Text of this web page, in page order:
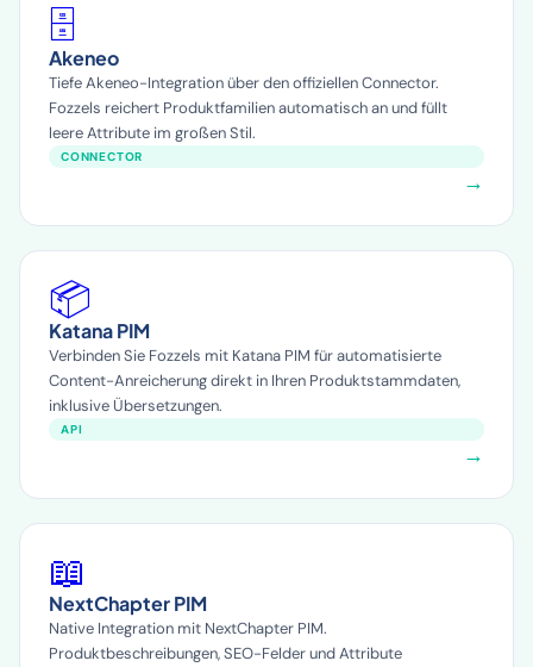
🗄️
Akeneo
Tiefe Akeneo-Integration über den offiziellen Connector.
Fozzels reichert Produktfamilien automatisch an und füllt
leere Attribute im großen Stil.
CONNECTOR
→
📦
Katana PIM
Verbinden Sie Fozzels mit Katana PIM für automatisierte
Content-Anreicherung direkt in Ihren Produktstammdaten,
inklusive Übersetzungen.
API
→
📖
NextChapter PIM
Native Integration mit NextChapter PIM.
Produktbeschreibungen, SEO-Felder und Attribute